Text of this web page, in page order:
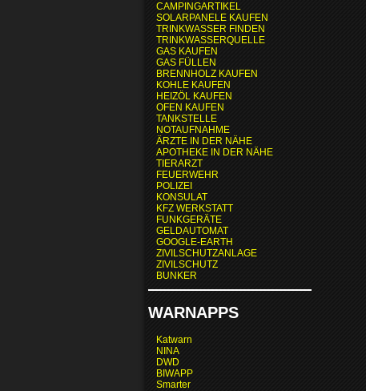
CAMPINGARTIKEL
SOLARPANELE KAUFEN
TRINKWASSER FINDEN
TRINKWASSERQUELLE
GAS KAUFEN
GAS FÜLLEN
BRENNHOLZ KAUFEN
KOHLE KAUFEN
HEIZÖL KAUFEN
OFEN KAUFEN
TANKSTELLE
NOTAUFNAHME
ÄRZTE IN DER NÄHE
APOTHEKE IN DER NÄHE
TIERARZT
FEUERWEHR
POLIZEI
KONSULAT
KFZ WERKSTATT
FUNKGERÄTE
GELDAUTOMAT
GOOGLE-EARTH
ZIVILSCHUTZANLAGE
ZIVILSCHUTZ
BUNKER
WARNAPPS
Katwarn
NINA
DWD
BIWAPP
Smarter